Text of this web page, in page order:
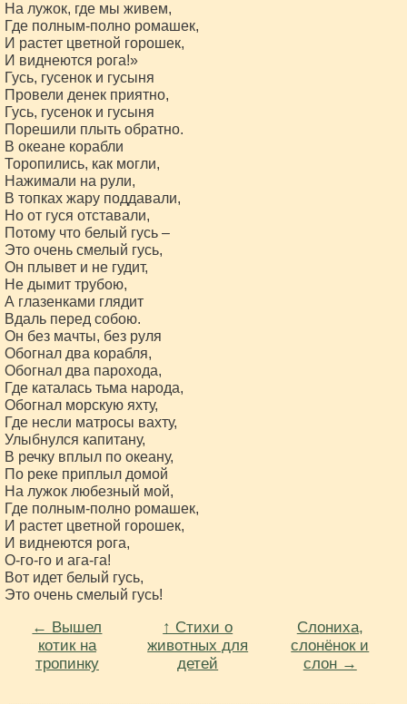
На лужок, где мы живем,
Где полным-полно ромашек,
И растет цветной горошек,
И виднеются рога!»
Гусь, гусенок и гусыня
Провели денек приятно,
Гусь, гусенок и гусыня
Порешили плыть обратно.
В океане корабли
Торопились, как могли,
Нажимали на рули,
В топках жару поддавали,
Но от гуся отставали,
Потому что белый гусь –
Это очень смелый гусь,
Он плывет и не гудит,
Не дымит трубою,
А глазенками глядит
Вдаль перед собою.
Он без мачты, без руля
Обогнал два корабля,
Обогнал два парохода,
Где каталась тьма народа,
Обогнал морскую яхту,
Где несли матросы вахту,
Улыбнулся капитану,
В речку вплыл по океану,
По реке приплыл домой
На лужок любезный мой,
Где полным-полно ромашек,
И растет цветной горошек,
И виднеются рога,
О-го-го и ага-га!
Вот идет белый гусь,
← Вышел
котик на
тропинку
↑ Стихи о
животных для
детей
Слониха,
слонёнок и
слон →